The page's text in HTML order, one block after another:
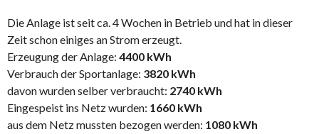
Die Anlage ist seit ca. 4 Wochen in Betrieb und hat in dieser
Zeit schon einiges an Strom erzeugt.
Erzeugung der Anlage: 4400 kWh
Verbrauch der Sportanlage: 3820 kWh
davon wurden selber verbraucht: 2740 kWh
Eingespeist ins Netz wurden: 1660 kWh
aus dem Netz mussten bezogen werden: 1080 kWh